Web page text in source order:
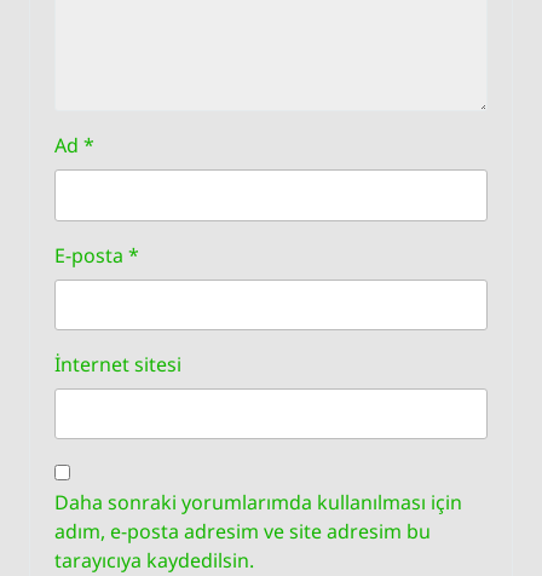
Ad *
E-posta *
İnternet sitesi
Daha sonraki yorumlarımda kullanılması için
adım, e-posta adresim ve site adresim bu
tarayıcıya kaydedilsin.